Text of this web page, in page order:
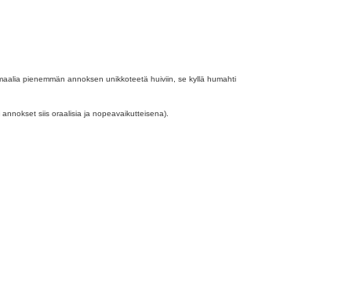
pienemmän annoksen unikkoteetä huiviin, se kyllä humahti
siis oraalisia ja nopeavaikutteisena).